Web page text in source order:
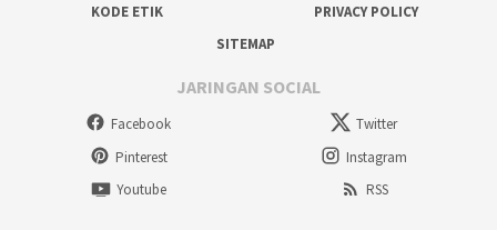
KODE ETIK
PRIVACY POLICY
SITEMAP
JARINGAN SOCIAL
Facebook
Twitter
Pinterest
Instagram
Youtube
RSS